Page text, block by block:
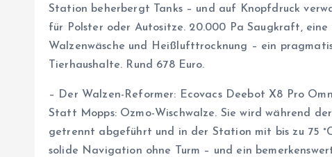
Station beherbergt Tanks – und auf Knopfdruck
für Polster oder Autositze. 20.000 Pa Saugkraft,
Walzenwäsche und Heißlufttrocknung – ein
Tierhaushalte. Rund 678 Euro.
– Der Walzen-Reformer: Ecovacs Deebot X8 Pro
Statt Mopps: Ozmo-Wischwalze. Sie wird während
getrennt abgeführt und in der Station mit bis zu 75
solide Navigation ohne Turm – und ein